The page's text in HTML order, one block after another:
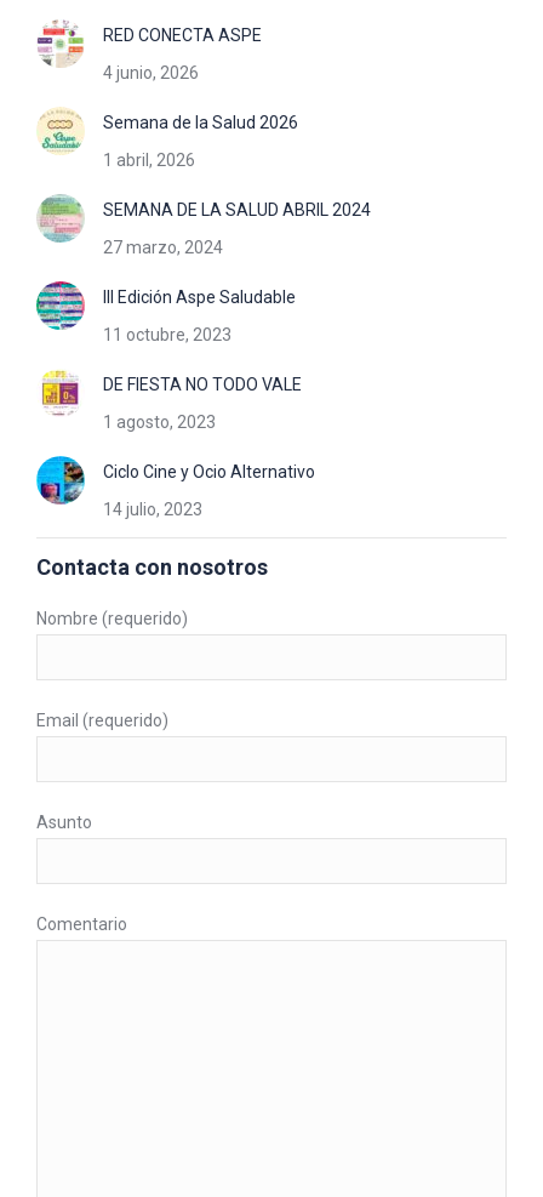
RED CONECTA ASPE
4 junio, 2026
Semana de la Salud 2026
1 abril, 2026
SEMANA DE LA SALUD ABRIL 2024
27 marzo, 2024
III Edición Aspe Saludable
11 octubre, 2023
DE FIESTA NO TODO VALE
1 agosto, 2023
Ciclo Cine y Ocio Alternativo
14 julio, 2023
Contacta con nosotros
Nombre (requerido)
Email (requerido)
Asunto
Comentario